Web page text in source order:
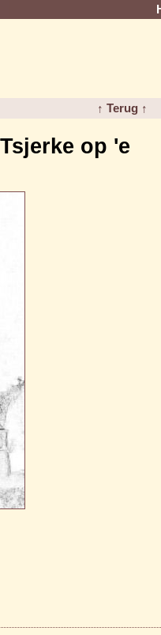
↑ Terug ↑
op 'e